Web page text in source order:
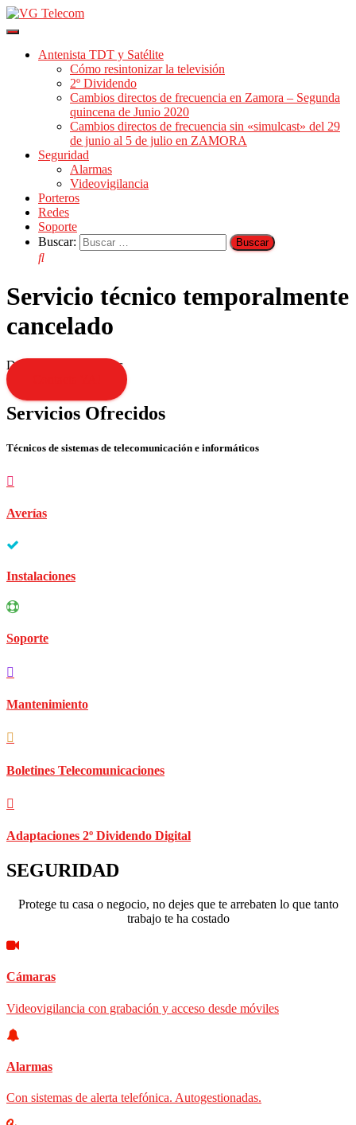
Cambiar
navegación
Antenista TDT y Satélite
Cómo resintonizar la televisión
2º Dividendo
Cambios directos de frecuencia en Zamora – Segunda
quincena de Junio 2020
Cambios directos de frecuencia sin «simulcast» del 29
de junio al 5 de julio en ZAMORA
Seguridad
Alarmas
Videovigilancia
Porteros
Redes
Soporte
Buscar:
Servicio técnico temporalmente
cancelado
Disculpen las molestias
Servicios Ofrecidos
Técnicos de sistemas de telecomunicación e informáticos
Averías
Instalaciones
Soporte
Mantenimiento
Boletines Telecomunicaciones
Adaptaciones 2º Dividendo Digital
SEGURIDAD
Protege tu casa o negocio, no dejes que te arrebaten lo que tanto
trabajo te ha costado
Cámaras
Videovigilancia con grabación y acceso desde móviles
Alarmas
Con sistemas de alerta telefónica. Autogestionadas.